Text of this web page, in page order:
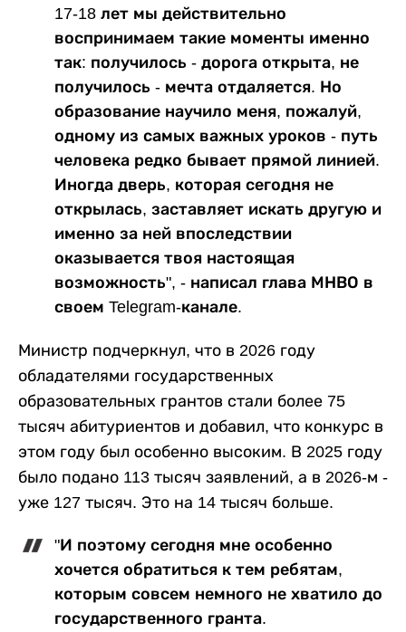
17-18 лет мы действительно
воспринимаем такие моменты именно
так: получилось - дорога открыта, не
получилось - мечта отдаляется. Но
образование научило меня, пожалуй,
одному из самых важных уроков - путь
человека редко бывает прямой линией.
Иногда дверь, которая сегодня не
открылась, заставляет искать другую и
именно за ней впоследствии
оказывается твоя настоящая
возможность", - написал глава МНВО в
своем Telegram-канале.
Министр подчеркнул, что в 2026 году
обладателями государственных
образовательных грантов стали более 75
тысяч абитуриентов и добавил, что конкурс в
этом году был особенно высоким. В 2025 году
было подано 113 тысяч заявлений, а в 2026-м -
уже 127 тысяч. Это на 14 тысяч больше.
"И поэтому сегодня мне особенно
хочется обратиться к тем ребятам,
которым совсем немного не хватило до
государственного гранта.